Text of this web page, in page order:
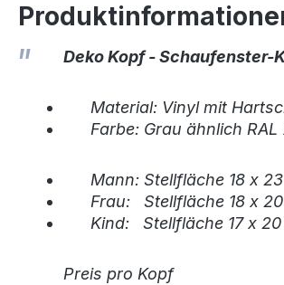
Deko Kopf - Schaufenster-
Material: Vinyl mit
Farbe: Grau ähnlich
Mann: Stellfläche 18 x
Frau: Stellfläche 18 x
Kind: Stellfläche 17 x
Preis pro Kopf